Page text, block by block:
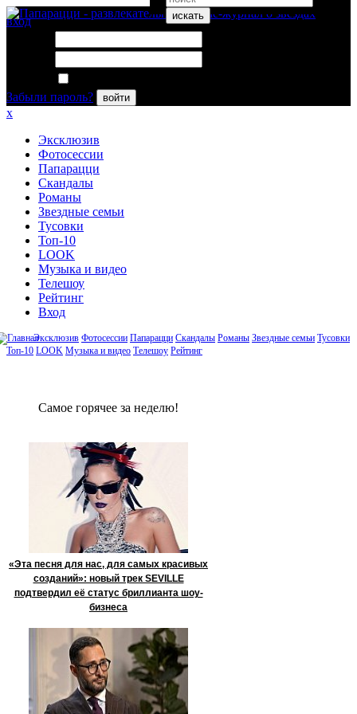
искать
вход
Забыли пароль?
войти
x
Эксклюзив
Фотосессии
Папарацци
Скандалы
Романы
Звездные семьи
Тусовки
Топ-10
LOOK
Музыка и видео
Телешоу
Рейтинг
Вход
Эксклюзив Фотосессии Папарацци Скандалы Романы Звездные семьи Тусовки
Топ-10 LOOK Музыка и видео Телешоу Рейтинг
Сaмое гoрячее за неделю!
«Эта песня для нас, для самых красивых
созданий»: новый трек SEVILLE
подтвердил её статус бриллианта шоу-
бизнеса